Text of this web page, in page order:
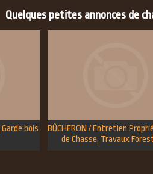
Quelques petites annonces de
bois
BÛCHERON / Entretien
de Chasse, Travaux